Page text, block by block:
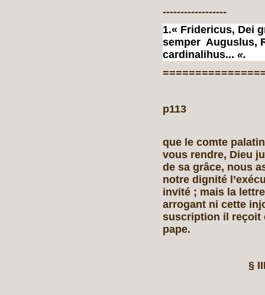
------------------
1.« Fridericus, Dei
semper Auguslus,
cardinalihus... «.
p113
que le comte
vous rendre, Dieu
de sa grâce, nous
notre dignité
invité ; mais la
arrogant ni cette
suscription il reçoit
pape.
§